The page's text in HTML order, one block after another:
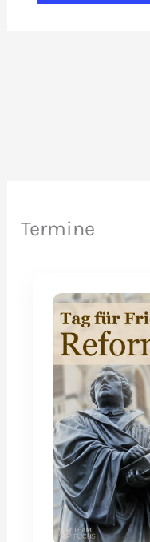
Termine